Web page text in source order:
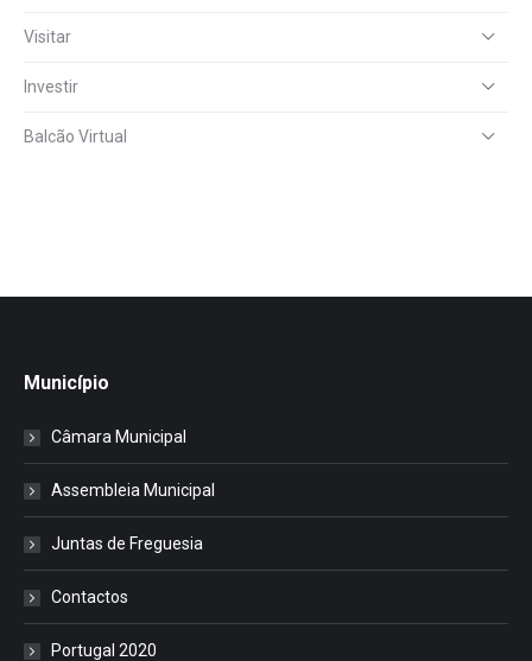
Visitar
Investir
Balcão Virtual
Município
Câmara Municipal
Assembleia Municipal
Juntas de Freguesia
Contactos
Portugal 2020